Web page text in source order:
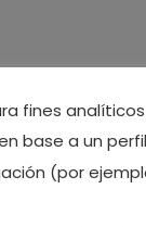
fines
base a un perfil
(por